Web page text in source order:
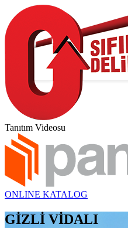
Tanıtım Videosu
ONLINE KATALOG
GİZLİ VİDALI